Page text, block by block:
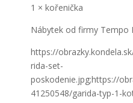
1 × kořenička
Nábytek od firmy Tempo
https://
rida-set-
poskodenie.jpg;https://
41250548/garida-typ-1-